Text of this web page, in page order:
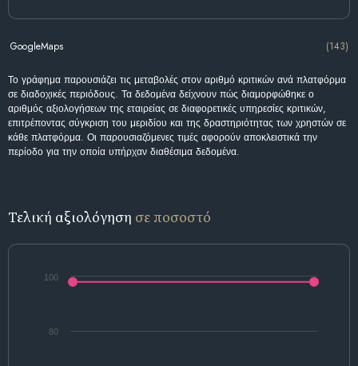
GoogleMaps (143)
Το γράφημα παρουσιάζει τις μεταβολές στον αριθμό κριτικών ανά πλατφόρμα
σε διαδοχικές περιόδους. Τα δεδομένα δείχνουν πώς διαμορφώθηκε ο
αριθμός αξιολογήσεων της εταιρείας σε διαφορετικές υπηρεσίες κριτικών,
επιτρέποντας σύγκριση του μεριδίου και της δραστηριότητας των χρηστών σε
κάθε πλατφόρμα. Οι παρουσιαζόμενες τιμές αφορούν αποκλειστικά την
περίοδο για την οποία υπήρχαν διαθέσιμα δεδομένα.
Τελική αξιολόγηση σε ποσοστό
80
100